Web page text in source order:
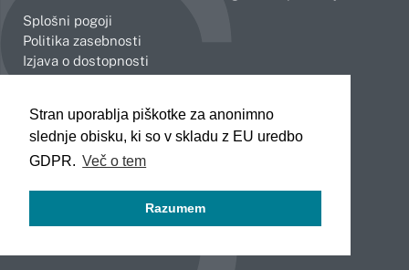
Stran uporablja piškotke za anonimno
slednje obisku, ki so v skladu z EU uredbo
GDPR. Več o tem
Razumem
Splošni pogoji
Politika zasebnosti
Izjava o dostopnosti
Celje
Koper
Kranj
Novo mesto
Slovenj Gradec